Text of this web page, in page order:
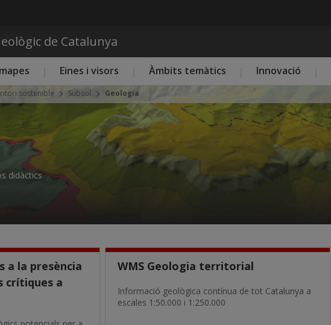
de Catalunya
Eines i visors Àmbits temàtics Innovació
sostenible Subsol Geologia
didàctics
a la presència
crítiques a
WMS Geologia territorial
Informació geològica contínua de tot Catalunya a
escales 1:50.000 i 1:250.000